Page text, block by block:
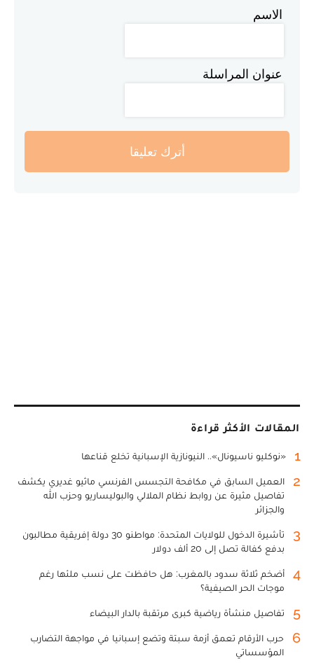
الاسم
عنوان المراسلة
أترك تعليقا
المقالات الأكثر قراءة
1 «نوكليو ناسيونال».. النيونازية الإسبانية تخلع قناعها
2
العميل السابق في مكافحة التجسس الفرنسي ماثيو غديري يكشف
تفاصيل مثيرة عن روابط نظام الملالي والبوليساريو وحزب الله
والجزائر
3
تأشيرة الدخول للولايات المتحدة: مواطنو 30 دولة إفريقية مطالبون
بدفع كفالة تصل إلى 20 ألف دولار
4
أضخم ثلاثة سدود بالمغرب: هل حافظت على نسب ملئها رغم
موجات الحر الصيفية؟
5 تفاصيل منشأة رياضية كبرى مرتقبة بالدار البيضاء
6
حرب الأرقام تعمق أزمة سبتة وتضع إسبانيا في مواجهة التضارب
المؤسساتي